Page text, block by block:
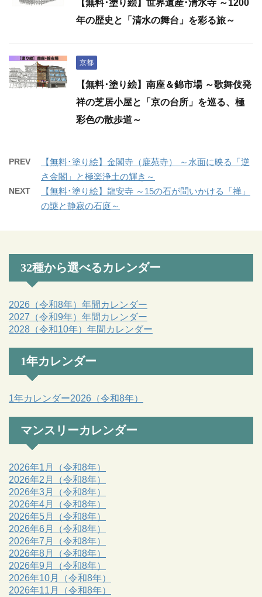
【無料･塗り絵】世界遺産･清水寺 ～1200
年の歴史と「清水の舞台」を彩る旅～
京都
【無料･塗り絵】南座＆錦市場 ～歌舞伎発
祥の芝居小屋と「京の台所」を巡る、極
彩色の散歩道～
PREV
【無料･塗り絵】金閣寺（鹿苑寺） ～水面に映る「逆
さ金閣」と極楽浄土の輝き～
NEXT
【無料･塗り絵】龍安寺 ～15の石が問いかける「禅」
の謎と静寂の石庭～
32種から選べるカレンダー
2026（令和8年）年間カレンダー
2027（令和9年）年間カレンダー
2028（令和10年）年間カレンダー
1年カレンダー
1年カレンダー2026（令和8年）
マンスリーカレンダー
2026年1月（令和8年）
2026年2月（令和8年）
2026年3月（令和8年）
2026年4月（令和8年）
2026年5月（令和8年）
2026年6月（令和8年）
2026年7月（令和8年）
2026年8月（令和8年）
2026年9月（令和8年）
2026年10月（令和8年）
2026年11月（令和8年）